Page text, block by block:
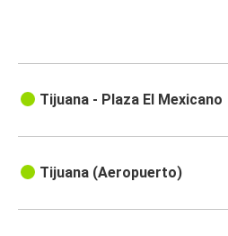
Tijuana - Plaza El Mexicano
Tijuana (Aeropuerto)